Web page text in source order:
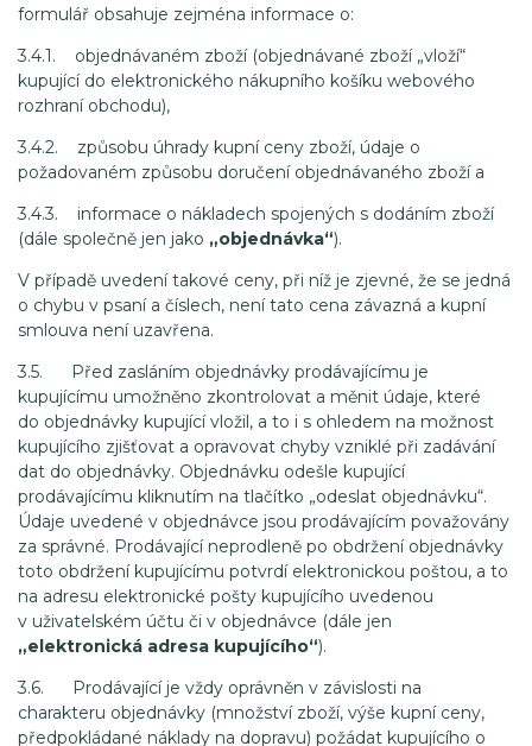
formulář obsahuje zejména informace o:
3.4.1. objednávaném zboží (objednávané zboží „vloží“
kupující do elektronického nákupního košíku webového
rozhraní obchodu),
3.4.2. způsobu úhrady kupní ceny zboží, údaje o
požadovaném způsobu doručení objednávaného zboží a
3.4.3. informace o nákladech spojených s dodáním zboží
(dále společně jen jako „objednávka“).
V případě uvedení takové ceny, při níž je zjevné, že se jedná
o chybu v psaní a číslech, není tato cena závazná a kupní
smlouva není uzavřena.
3.5. Před zasláním objednávky prodávajícímu je
kupujícímu umožněno zkontrolovat a měnit údaje, které
do objednávky kupující vložil, a to i s ohledem na možnost
kupujícího zjišťovat a opravovat chyby vzniklé při zadávání
dat do objednávky. Objednávku odešle kupující
prodávajícímu kliknutím na tlačítko „odeslat objednávku“.
Údaje uvedené v objednávce jsou prodávajícím považovány
za správné. Prodávající neprodleně po obdržení objednávky
toto obdržení kupujícímu potvrdí elektronickou poštou, a to
na adresu elektronické pošty kupujícího uvedenou
v uživatelském účtu či v objednávce (dále jen
„elektronická adresa kupujícího“).
3.6. Prodávající je vždy oprávněn v závislosti na
charakteru objednávky (množství zboží, výše kupní ceny,
předpokládané náklady na dopravu) požádat kupujícího o